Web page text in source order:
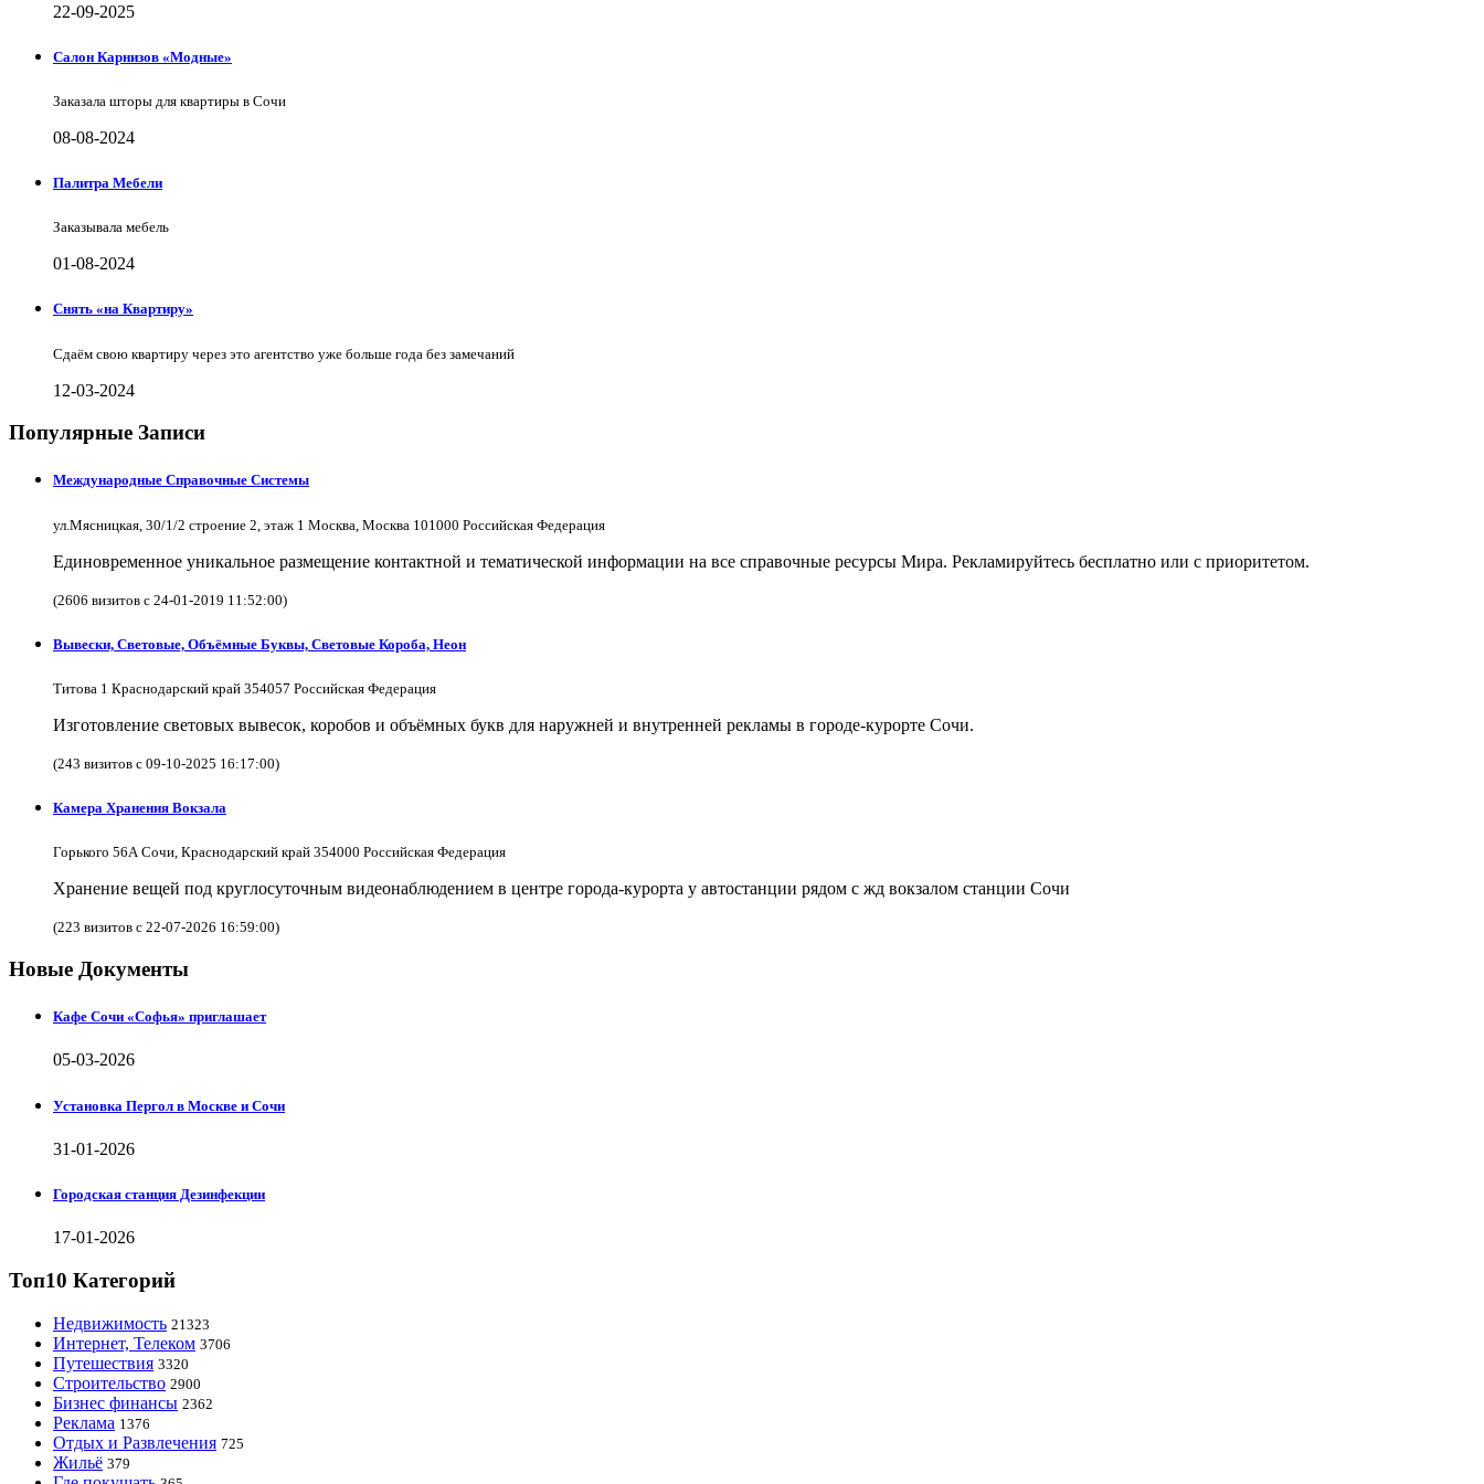
22-09-2025
Салон Карнизов «Модные»
Заказала шторы для квартиры в Сочи
08-08-2024
Палитра Мебели
Заказывала мебель
01-08-2024
Снять «на Квартиру»
Сдаём свою квартиру через это агентство уже больше года без замечаний
12-03-2024
Популярные Записи
Международные Справочные Системы
ул.Мясницкая, 30/1/2 строение 2, этаж 1 Москва, Москва 101000 Российская Федерация
Единовременное уникальное размещение контактной и тематической информации на все справочные ресурсы Мира. Рекламируйтесь бесплатно или с приоритетом.
(2606 визитов с 24-01-2019 11:52:00)
Вывески, Световые, Объёмные Буквы, Световые Короба, Неон
Титова 1 Краснодарский край 354057 Российская Федерация
Изготовление световых вывесок, коробов и объёмных букв для наружней и внутренней рекламы в городе-курорте Сочи.
(243 визитов с 09-10-2025 16:17:00)
Камера Хранения Вокзала
Горького 56А Сочи, Краснодарский край 354000 Российская Федерация
Хранение вещей под круглосуточным видеонаблюдением в центре города-курорта у автостанции рядом с жд вокзалом станции Сочи
(223 визитов с 22-07-2026 16:59:00)
Новые Документы
Кафе Сочи «Софья» приглашает
05-03-2026
Установка Пергол в Москве и Сочи
31-01-2026
Городская станция Дезинфекции
17-01-2026
Топ10 Категорий
Недвижимость 21323
Интернет, Телеком 3706
Путешествия 3320
Строительство 2900
Бизнес финансы 2362
Реклама 1376
Отдых и Развлечения 725
Жильё 379